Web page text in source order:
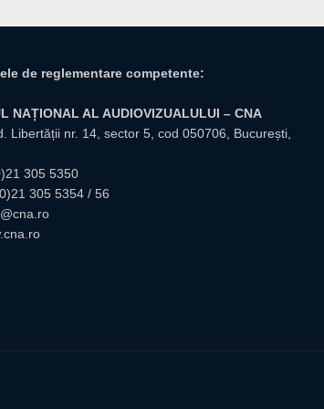
de reglementare competente:
NAȚIONAL AL AUDIOVIZUALULUI – CNA
Libertății nr. 14, sector 5, cod 050706, București,
305 5350
305 5354 / 56